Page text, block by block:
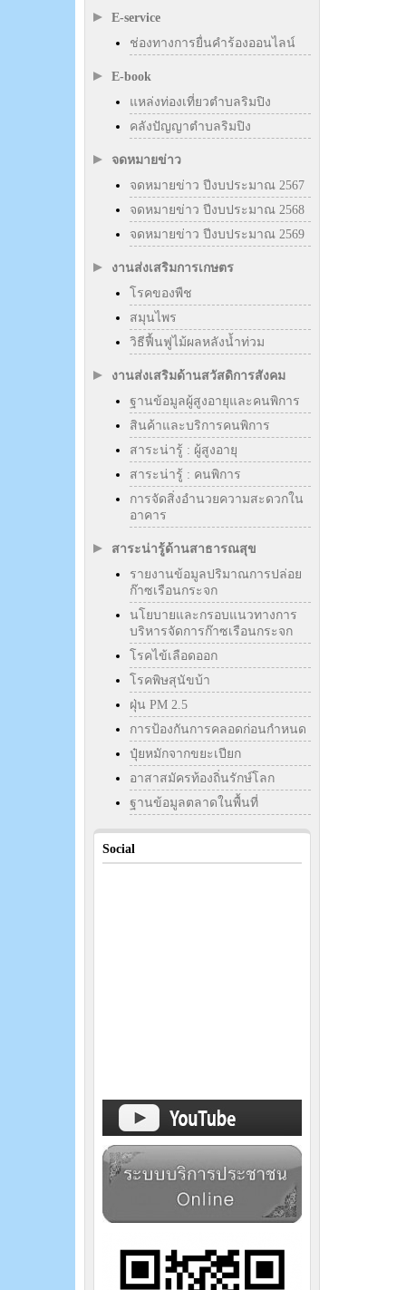
E-service
ช่องทางการยื่นคำร้องออนไลน์
E-book
แหล่งท่องเที่ยวตำบลริมปิง
คลังปัญญาตำบลริมปิง
จดหมายข่าว
จดหมายข่าว ปีงบประมาณ 2567
จดหมายข่าว ปีงบประมาณ 2568
จดหมายข่าว ปีงบประมาณ 2569
งานส่งเสริมการเกษตร
โรคของพืช
สมุนไพร
วิธีฟื้นฟูไม้ผลหลังน้ำท่วม
งานส่งเสริมด้านสวัสดิการสังคม
ฐานข้อมูลผู้สูงอายุและคนพิการ
สินค้าและบริการคนพิการ
สาระน่ารู้ : ผู้สูงอายุ
สาระน่ารู้ : คนพิการ
การจัดสิ่งอำนวยความสะดวกใน
อาคาร
สาระน่ารู้ด้านสาธารณสุข
รายงานข้อมูลปริมาณการปล่อย
ก๊าซเรือนกระจก
นโยบายและกรอบแนวทางการ
บริหารจัดการก๊าซเรือนกระจก
โรคไข้เลือดออก
โรคพิษสุนัขบ้า
ฝุ่น PM 2.5
การป้องกันการคลอดก่อนกำหนด
ปุ๋ยหมักจากขยะเปียก
อาสาสมัครท้องถิ่นรักษ์โลก
ฐานข้อมูลตลาดในพื้นที่
Social